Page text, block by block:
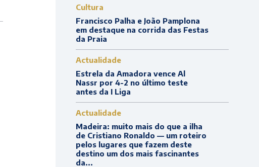
Cultura
Francisco Palha e João Pamplona
em destaque na corrida das Festas
da Praia
Actualidade
Estrela da Amadora vence Al
Nassr por 4-2 no último teste
antes da I Liga
Actualidade
Madeira: muito mais do que a ilha
de Cristiano Ronaldo — um roteiro
pelos lugares que fazem deste
destino um dos mais fascinantes
da...